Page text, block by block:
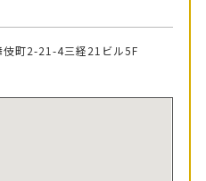
伎町2-21-4三経21ビル5F